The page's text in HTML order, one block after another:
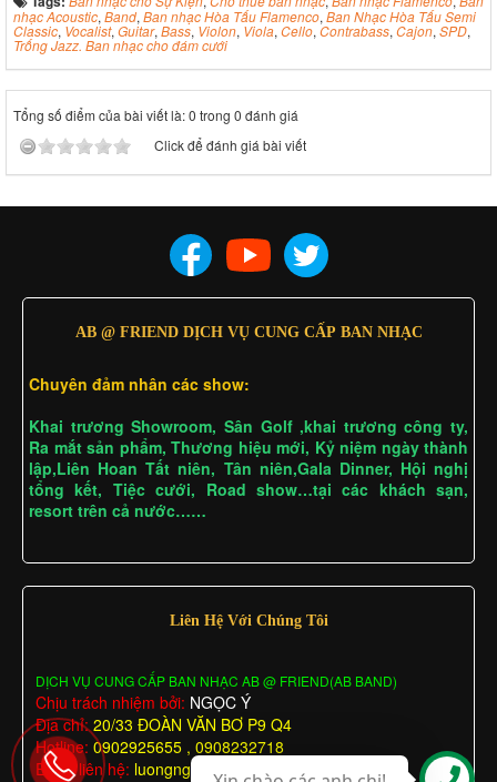
nhạc Acoustic, Band, Ban nhạc Hòa Tấu Flamenco, Ban Nhạc Hòa Tấu Semi
Classic, Vocalist, Guitar, Bass, Violon, Viola, Cello, Contrabass, Cajon, SPD,
Trống Jazz. Ban nhạc cho đám cưới
Tổng số điểm của bài viết là: 0 trong 0 đánh giá
Click để đánh giá bài viết
AB @ FRIEND DỊCH VỤ CUNG CẤP BAN NHẠC
Chuyên đảm nhân các show:
Khai trương Showroom, Sân Golf ,khai trương công ty,
Ra mắt sản phẩm, Thương hiệu mới, Kỷ niệm ngày thành
lập,Liên Hoan Tất niên, Tân niên,Gala Dinner, Hội nghị
tổng kết, Tiệc cưới, Road show…tại các khách sạn,
resort trên cả nước……
Liên Hệ Với Chúng Tôi
DỊCH VỤ CUNG CẤP BAN NHẠC AB @ FRIEND(AB BAND)
Chịu trách nhiệm bởi: NGỌC Ý
Địa chỉ: 20/33 ĐOÀN VĂN BƠ P9 Q4
Hotline: 0902925655 , 0908232718
Email liên hệ: luongngocy@gmail.com